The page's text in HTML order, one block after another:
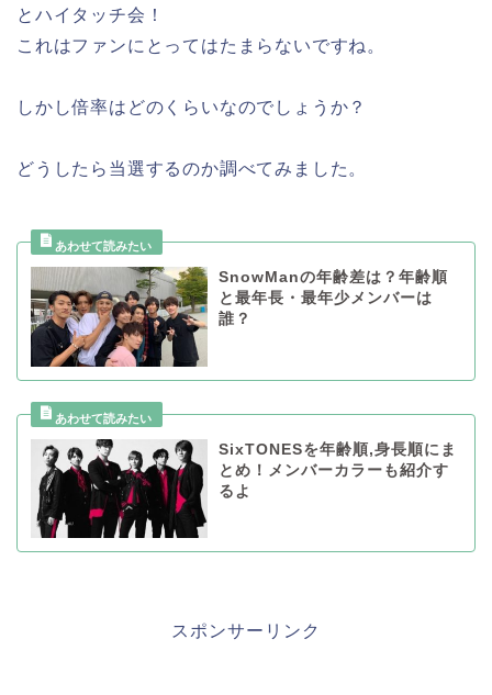
とハイタッチ会！
これはファンにとってはたまらないですね。
しかし倍率はどのくらいなのでしょうか？
どうしたら当選するのか調べてみました。
SnowManの年齢差は？年齢順
と最年長・最年少メンバーは
誰？
SixTONESを年齢順,身長順にま
とめ！メンバーカラーも紹介す
るよ
スポンサーリンク